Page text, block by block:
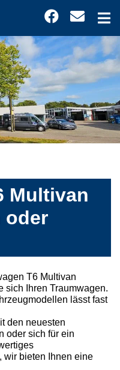
Multivan
oder
T6 Multivan
sich Ihren Traumwagen.
lässt fast
den neuesten
oder sich für ein
wir bieten Ihnen eine